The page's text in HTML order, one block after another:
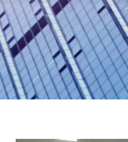
您的位置：